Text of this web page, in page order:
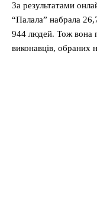
За результатами
“Палала” набрала
944 людей. Тож вона
виконавців, обраних